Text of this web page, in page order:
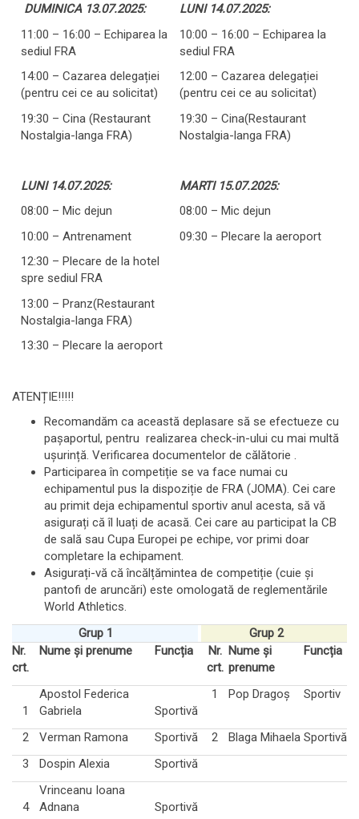
DUMINICA 13.07.2025:
11:00 – 16:00 – Echiparea la
sediul FRA
14:00 – Cazarea delegației
(pentru cei ce au solicitat)
19:30 – Cina (Restaurant
Nostalgia-langa FRA)
LUNI 14.07.2025:
08:00 – Mic dejun
10:00 – Antrenament
12:30 – Plecare de la hotel
spre sediul FRA
13:00 – Pranz(Restaurant
Nostalgia-langa FRA)
13:30 – Plecare la aeroport
LUNI 14.07.2025:
10:00 – 16:00 – Echiparea la
sediul FRA
12:00 – Cazarea delegației
(pentru cei ce au solicitat)
19:30 – Cina(Restaurant
Nostalgia-langa FRA)
MARTI 15.07.2025:
08:00 – Mic dejun
09:30 – Plecare la aeroport
ATENȚIE!!!!!
Recomandăm ca această deplasare să se efectueze cu
pașaportul, pentru realizarea check-in-ului cu mai multă
ușurință. Verificarea documentelor de călătorie .
Participarea în competiție se va face numai cu
echipamentul pus la dispoziție de FRA (JOMA). Cei care
au primit deja echipamentul sportiv anul acesta, să vă
asigurați că îl luați de acasă. Cei care au participat la CB
de sală sau Cupa Europei pe echipe, vor primi doar
completare la echipament.
Asigurați-vă că încălțămintea de competiție (cuie și
pantofi de aruncări) este omologată de reglementările
World Athletics.
Grup 1
Grup 2
Nr.
crt.
Nume și prenume Funcția
Nr.
crt.
Nume și
prenume
Funcția
1
Apostol Federica
Gabriela
Sportivă
1 Pop Dragoș Sportiv
2 Verman Ramona Sportivă 2 Blaga Mihaela Sportivă
3
Dospin Alexia Sportivă
4
Vrinceanu Ioana
Adnana
Sportivă